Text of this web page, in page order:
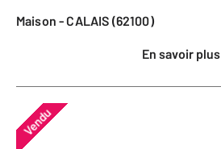
Maison - CALAIS (62100)
En savoir plus
Vendu